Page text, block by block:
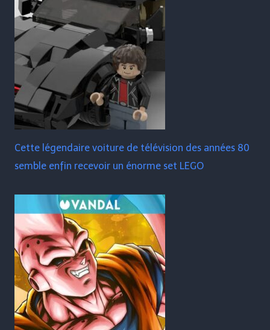
Cette légendaire voiture de télévision des années 80
semble enfin recevoir un énorme set LEGO